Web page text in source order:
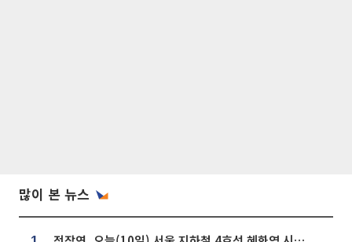
많이 본 뉴스